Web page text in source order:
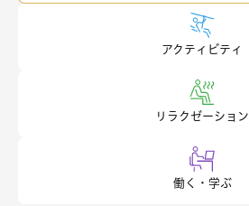
アクティビティ
リラクゼーション
働く・学ぶ